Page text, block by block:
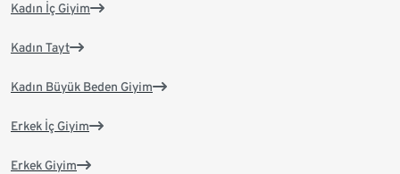
Kadın İç Giyim
Kadın Tayt
Kadın Büyük Beden Giyim
Erkek İç Giyim
Erkek Giyim